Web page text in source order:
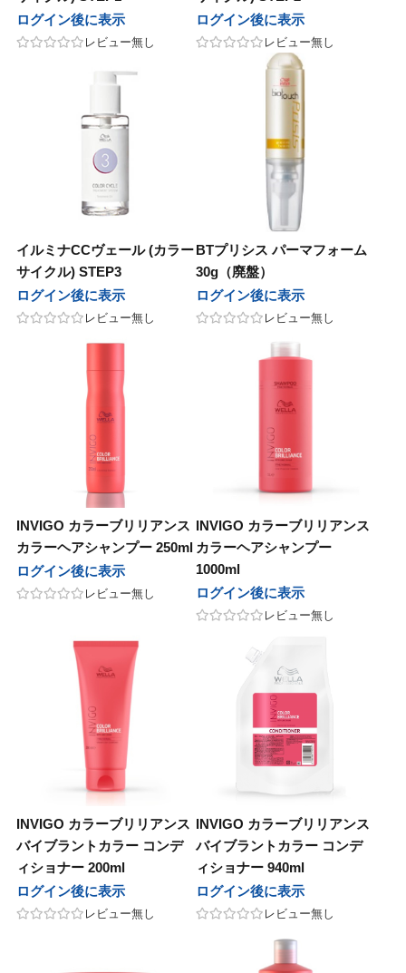
千代田化学
アルペンローゼ
カエタス
グランデックス
BCA PRODUCT
ボヤージュコスメティックス
sinsコスメティックス
ヘアテックジャパン
ワイズムーン
ログイン後に表示
レビュー無し
ログイン後に表示
レビュー無し
イルミナCCヴェール (カラー
サイクル) STEP3
ログイン後に表示
レビュー無し
BTプリシス パーマフォーム
30g（廃盤）
ログイン後に表示
レビュー無し
INVIGO カラーブリリアンス
カラーヘアシャンプー 250ml
ログイン後に表示
レビュー無し
INVIGO カラーブリリアンス
カラーヘアシャンプー
1000ml
ログイン後に表示
レビュー無し
INVIGO カラーブリリアンス
バイブラントカラー コンデ
ィショナー 200ml
ログイン後に表示
レビュー無し
INVIGO カラーブリリアンス
バイブラントカラー コンデ
ィショナー 940ml
ログイン後に表示
レビュー無し
化学
ンローゼ
ス
ジュコスメティックス
スメティックス
ックジャパン
ムーン